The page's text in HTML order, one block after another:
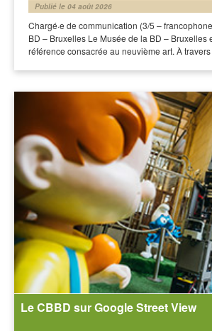
Publié le 04 août 2026
Chargé·e de communication (3/5 –
BD – Bruxelles Le Musée de la BD – Bruxelles
référence consacrée au neuvième art. À
Le CBBD sur Google Street View